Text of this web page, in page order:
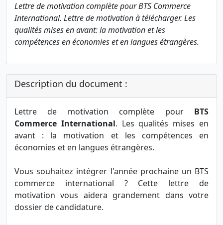
Lettre de motivation complète pour BTS Commerce
International. Lettre de motivation à télécharger. Les
qualités mises en avant: la motivation et les
compétences en économies et en langues étrangères.
Description du document :
Lettre de motivation complète pour BTS
Commerce International. Les qualités mises en
avant : la motivation et les compétences en
économies et en langues étrangères.
Vous souhaitez intégrer l'année prochaine un BTS
commerce international ? Cette lettre de
motivation vous aidera grandement dans votre
dossier de candidature.